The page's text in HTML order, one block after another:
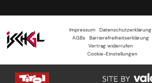
Impressum
Datenschutzerklärung
AGBs
Barrierefreiheitserklärung
Vertrag widerrufen
Cookie-Einstellungen